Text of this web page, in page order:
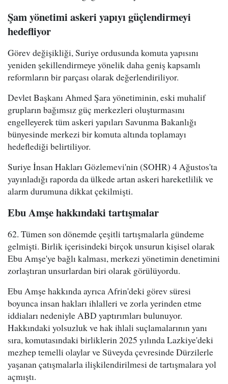
Şam yönetimi askeri yapıyı güçlendirmeyi
hedefliyor
Görev değişikliği, Suriye ordusunda komuta yapısını
yeniden şekillendirmeye yönelik daha geniş kapsamlı
reformların bir parçası olarak değerlendiriliyor.
Devlet Başkanı Ahmed Şara yönetiminin, eski muhalif
grupların bağımsız güç merkezleri oluşturmasını
engelleyerek tüm askeri yapıları Savunma Bakanlığı
bünyesinde merkezi bir komuta altında toplamayı
hedeflediği belirtiliyor.
Suriye İnsan Hakları Gözlemevi'nin (SOHR) 4 Ağustos'ta
yayınladığı raporda da ülkede artan askeri hareketlilik ve
alarm durumuna dikkat çekilmişti.
Ebu Amşe hakkındaki tartışmalar
62. Tümen son dönemde çeşitli tartışmalarla gündeme
gelmişti. Birlik içerisindeki birçok unsurun kişisel olarak
Ebu Amşe'ye bağlı kalması, merkezi yönetimin denetimini
zorlaştıran unsurlardan biri olarak görülüyordu.
Ebu Amşe hakkında ayrıca Afrin'deki görev süresi
boyunca insan hakları ihlalleri ve zorla yerinden etme
iddiaları nedeniyle ABD yaptırımları bulunuyor.
Hakkındaki yolsuzluk ve hak ihlali suçlamalarının yanı
sıra, komutasındaki birliklerin 2025 yılında Lazkiye'deki
mezhep temelli olaylar ve Süveyda çevresinde Dürzilerle
yaşanan çatışmalarla ilişkilendirilmesi de tartışmalara yol
açmıştı.